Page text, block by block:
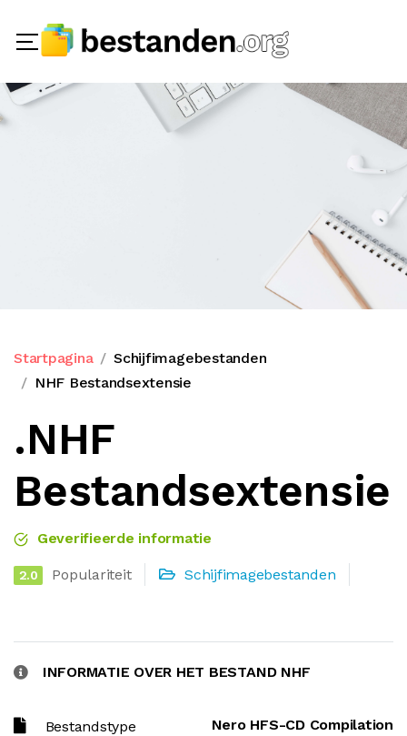
Startpagina
Schijfimagebestanden
NHF Bestandsextensie
.NHF
Bestandsextensie
Geverifieerde informatie
2.0 Populariteit Schijfimagebestanden
INFORMATIE OVER HET BESTAND NHF
Bestandstype Nero HFS-CD Compilation